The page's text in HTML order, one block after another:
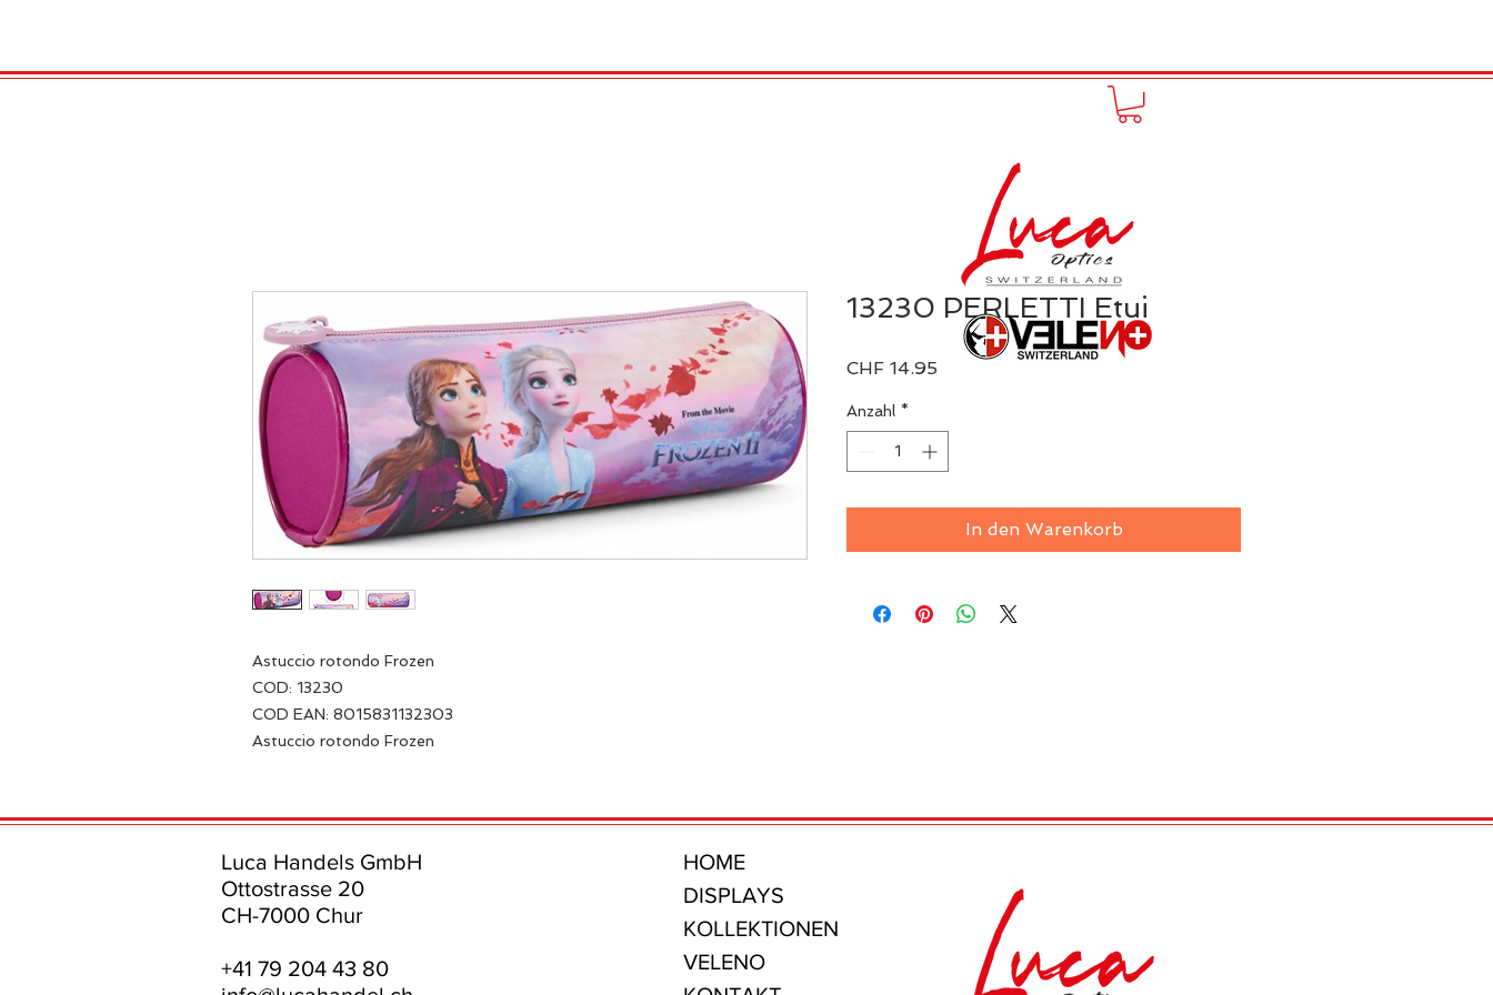
Astuccio rotondo Frozen
COD: 13230
COD EAN: 8015831132303
Astuccio rotondo Frozen
13230 PERLETTI Etui
CHF 14.95
Anzahl *
In den Warenkorb
Luca Handels GmbH
Ottostrasse 20
CH-7000 Chur
+41 79 204 43 80
HOME
DISPLAYS
KOLLEKTIONEN
VELENO